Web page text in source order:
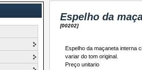
Espelho da
[00202]
Espelho da maçaneta interna
variar do tom original.
Preço unitario